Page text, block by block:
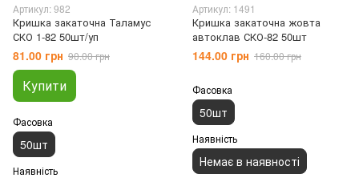
Артикул: 982
Кришка закаточна Таламус
СКО 1-82 50шт/уп
81.00 грн 90.00 грн
Купити
Фасовка
50шт
Наявність
Артикул: 1491
Кришка закаточна жовта
автоклав СКО-82 50шт
144.00 грн 160.00 грн
Фасовка
50шт
Наявність
Немає в наявності